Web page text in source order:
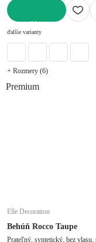
ďalšie varianty
+ Rozmery (6)
Premium
Elle Decoration
Behúň Rocco Taupe
Prateľný, syntetický, bez vlasu,